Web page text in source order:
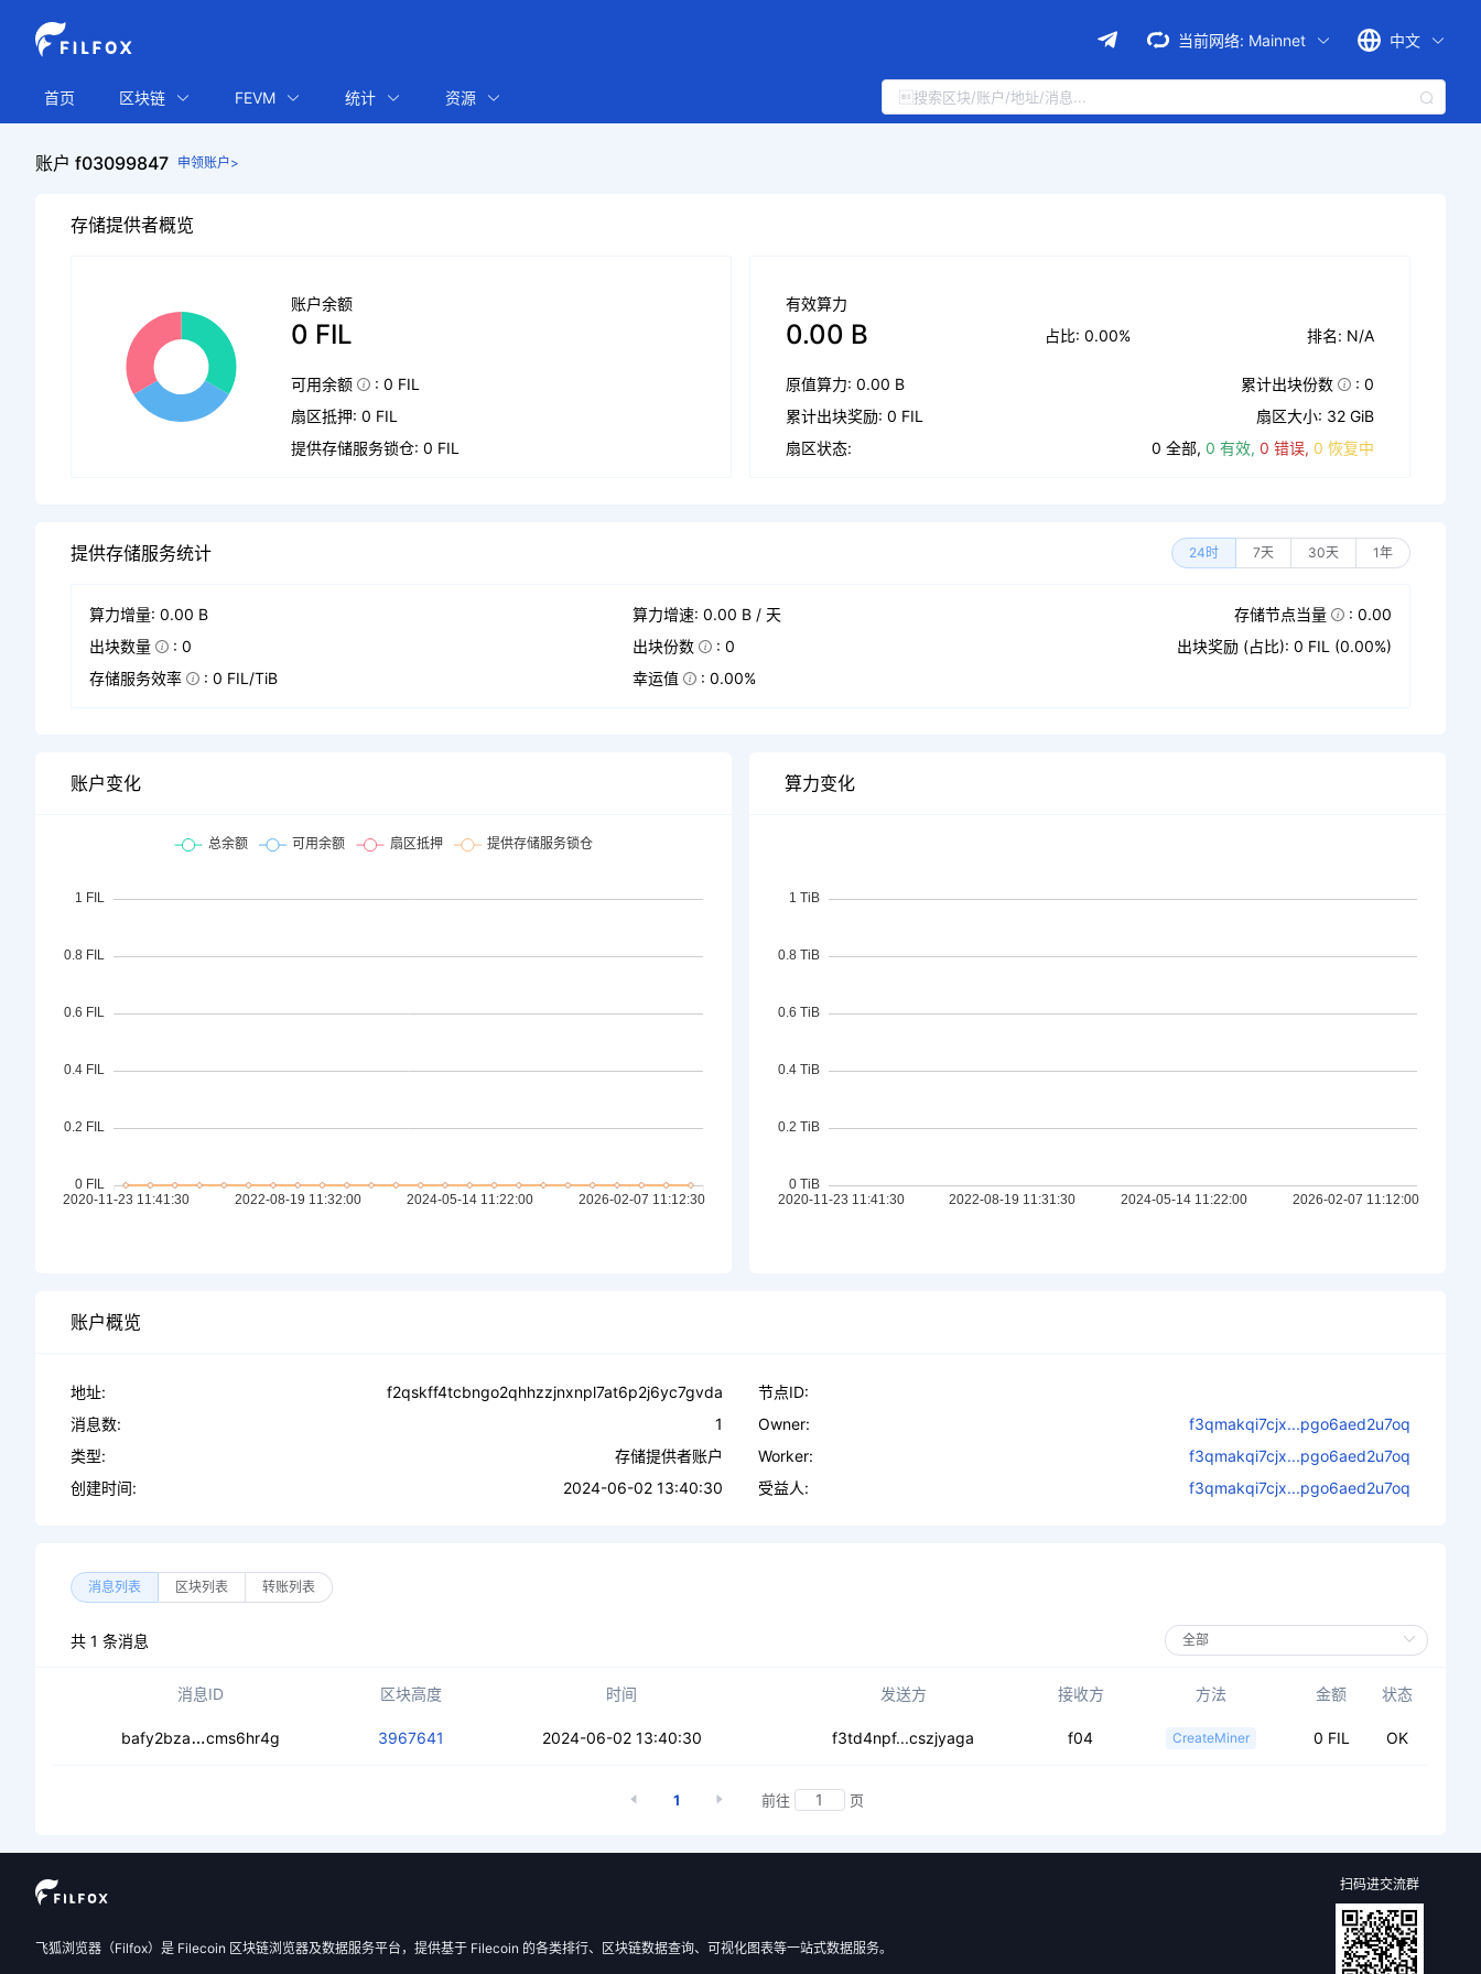
当前网络: Mainnet 中文
首页 区块链 FEVM 统计 资源
账户 f03099847 申领账户>
存储提供者概览
账户余额
0 FIL
可用余额
: 0 FIL
扇区抵押: 0 FIL
提供存储服务锁仓: 0 FIL
有效算力
0.00 B 占比: 0.00% 排名: N/A
原值算力: 0.00 B 累计出块份数
: 0
累计出块奖励: 0 FIL
扇区大小: 32 GiB
扇区状态:
0 全部, 0 有效, 0 错误, 0 恢复中
提供存储服务统计 24时 7天 30天 1年
算力增量: 0.00 B 算力增速: 0.00 B / 天 存储节点当量
: 0.00
出块数量
: 0 出块份数 : 0
出块奖励 (占比): 0 FIL (0.00%)
存储服务效率
: 0 FIL/TiB 幸运值 : 0.00%
账户变化 算力变化
账户概览
地址:
f2qskff4tcbngo2qhhzzjnxnpl7at6p2j6yc7gvda
消息数:
1
类型:
存储提供者账户
创建时间:
2024-06-02 13:40:30
节点ID:
Owner:
f3qmakqi7cjx...pgo6aed2u7oq
Worker:
f3qmakqi7cjx...pgo6aed2u7oq
受益人:
f3qmakqi7cjx...pgo6aed2u7oq
消息列表 区块列表 转账列表
共 1 条消息
消息ID 区块高度 时间 发送方 接收方 方法 金额 状态
bafy2bza cecjokllpyzjbi4taql7pc2d4bhd7f26oybkkz6237kqou
cms6hr4g 3967641 2024-06-02 13:40:30 f3td4npf...cszjyaga f04 CreateMiner 0 FIL OK
1 前往 页
飞狐浏览器（Filfox）是 Filecoin 区块链浏览器及数据服务平台，提供基于 Filecoin 的各类排行、区块链数据查询、可视化图表等一站式数据服务。
扫码进交流群